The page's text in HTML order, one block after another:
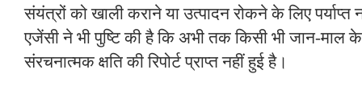
संयंत्रों को खाली कराने या उत्पादन रोकने के लिए
एजेंसी ने भी पुष्टि की है कि अभी तक किसी भी जान-माल
संरचनात्मक क्षति की रिपोर्ट प्राप्त नहीं हुई है।